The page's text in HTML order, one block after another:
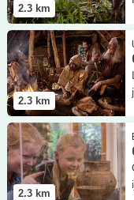
2.3 km
2.3 km
Lees meer Ontmoet
2.3 km
Lees meer Ontdek de